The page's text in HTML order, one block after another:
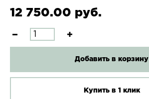
12 750.00 руб.
Добавить в корзину
Купить в 1 клик